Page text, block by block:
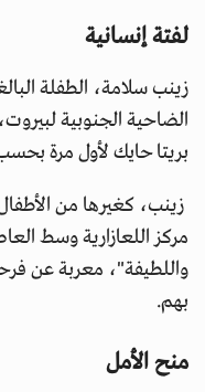
لفتة إنسانية
الضاحية الجنوبية
بريتا حايك لأول مرة
زينب، كغيرها من الأطفال
مركز اللعازارية وسط
واللطيفة"، معربة عن
بهم.
منح الأمل